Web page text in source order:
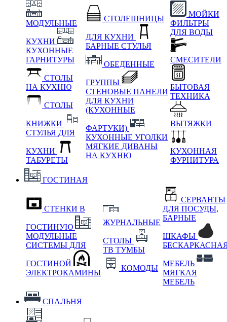
МОДУЛЬНЫЕ
КУХНИ
КУХОННЫЕ
ГАРНИТУРЫ
СТОЛЫ
НА КУХНЮ
СТОЛЫ
КНИЖКИ
СТУЛЬЯ ДЛЯ
КУХНИ
ТАБУРЕТЫ
СТОЛЕШНИЦЫ
ДЛЯ КУХНИ
БАРНЫЕ СТУЛЬЯ
ОБЕДЕННЫЕ
ГРУППЫ
СТЕНОВЫЕ ПАНЕЛИ
ДЛЯ КУХНИ
(КУХОННЫЕ
ФАРТУКИ)
КУХОННЫЕ УГОЛКИ
МЯГКИЕ ДИВАНЫ
НА КУХНЮ
МОЙКИ
ФИЛЬТРЫ
ДЛЯ ВОДЫ
СМЕСИТЕЛИ
БЫТОВАЯ
ТЕХНИКА
ВЫТЯЖКИ
КУХОННАЯ
ФУРНИТУРА
ГОСТИНАЯ
СТЕНКИ В
ГОСТИНУЮ
МОДУЛЬНЫЕ
СИСТЕМЫ ДЛЯ
ГОСТИНОЙ
ЭЛЕКТРОКАМИНЫ
ЖУРНАЛЬНЫЕ
СТОЛЫ
ТВ ТУМБЫ
КОМОДЫ
СЕРВАНТЫ
ДЛЯ ПОСУДЫ,
БАРНЫЕ
ШКАФЫ
МЕБЕЛЬ
МЯГКАЯ
МЕБЕЛЬ
СПАЛЬНЯ